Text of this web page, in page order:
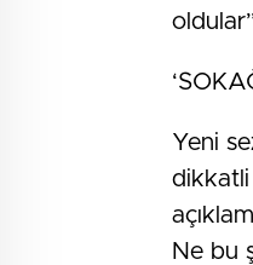
Yeni
dikkatli
Ne bu